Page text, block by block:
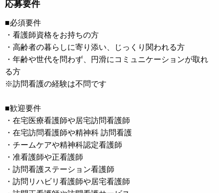
応募要件
■必須要件
・看護師資格をお持ちの方
・高齢者の暮らしに寄り添い、じっくり関われる方
・年齢や世代を問わず、円滑にコミュニケーションが取れ
る方
※訪問看護の経験は不問です
■歓迎要件
・在宅医療看護師や居宅訪問看護師
・在宅訪問看護師や精神科 訪問看護
・チームケアや精神科認定看護師
・准看護師や正看護師
・訪問看護ステーション看護師
・訪問リハビリ看護師や居宅看護師